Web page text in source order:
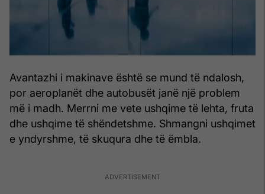
Avantazhi i makinave është se mund të ndalosh,
por aeroplanët dhe autobusët janë një problem
më i madh. Merrni me vete ushqime të lehta, fruta
dhe ushqime të shëndetshme. Shmangni ushqimet
e yndyrshme, të skuqura dhe të ëmbla.